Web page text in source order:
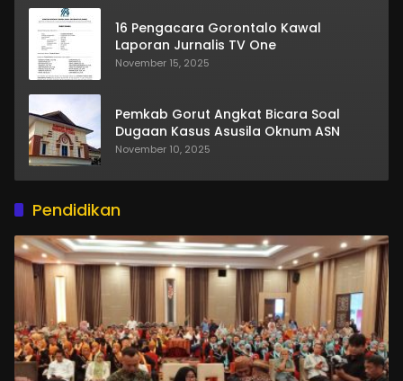
16 Pengacara Gorontalo Kawal
Laporan Jurnalis TV One
November 15, 2025
Pemkab Gorut Angkat Bicara Soal
Dugaan Kasus Asusila Oknum ASN
November 10, 2025
Pendidikan